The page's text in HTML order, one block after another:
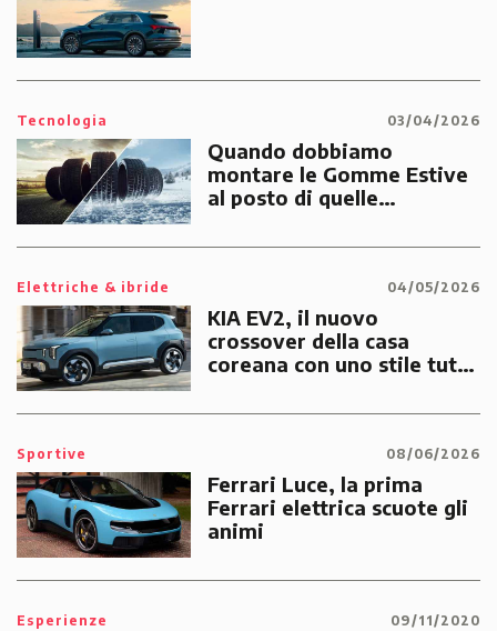
Tecnologia 03/04/2026
Quando dobbiamo
montare le Gomme Estive
al posto di quelle
Elettriche & ibride 04/05/2026
KIA EV2, il nuovo
crossover della casa
coreana con uno stile tutto
Sportive 08/06/2026
Ferrari Luce, la prima
Ferrari elettrica scuote gli
animi
Esperienze 09/11/2020